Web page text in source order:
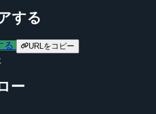
する
る URLをコピー
ー